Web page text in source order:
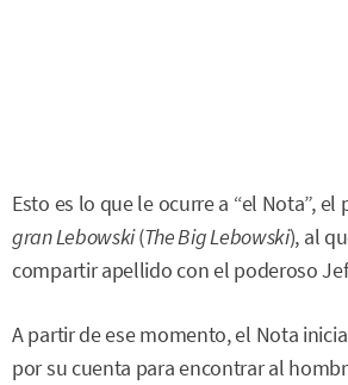
Esto es lo que le ocurre a “el Nota”,
gran Lebowski(The Big Lebowski), al
compartir apellido con el poderoso
A partir de ese momento, el Nota
por su cuenta para encontrar al